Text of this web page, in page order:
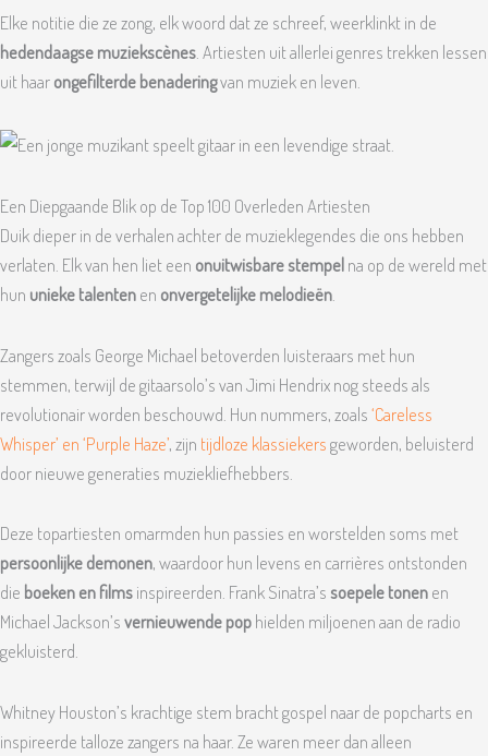
Elke notitie die ze zong, elk woord dat ze schreef, weerklinkt in de
hedendaagse muziekscènes . Artiesten uit allerlei genres trekken lessen
uit haarongefilterde benaderingvan muziek en leven.
Een Diepgaande Blik op de Top 100 Overleden Artiesten
Duik dieper in de verhalen achter de muzieklegendes die ons hebben
verlaten. Elk van hen liet een onuitwisbare stempelna op de wereld met
hun unieke talentenen onvergetelijke melodieën
Zangers zoals George Michael betoverden luisteraars met hun
stemmen, terwijl de gitaarsolo’s van Jimi Hendrix nog steeds als
revolutionair worden beschouwd. Hun nummers, zoals‘Careless
Whisper’ en ‘Purple Haze’, zijn tijdloze klassiekersgeworden, beluisterd
door nieuwe generaties muziekliefhebbers.
Deze topartiesten omarmden hun passies en worstelden soms met
persoonlijke demonen, waardoor hun levens en carrières ontstonden
die boeken en filmsinspireerden. Frank Sinatra’ssoepele tonenen
Michael Jackson’svernieuwende pophielden miljoenen aan de radio
gekluisterd.
Whitney Houston’s krachtige stem bracht gospel naar de popcharts en
inspireerde talloze zangers na haar. Ze waren meer dan alleen